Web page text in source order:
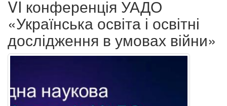
VI конференція УАДО
«Українська освіта і освітні
дослідження в умовах війни»